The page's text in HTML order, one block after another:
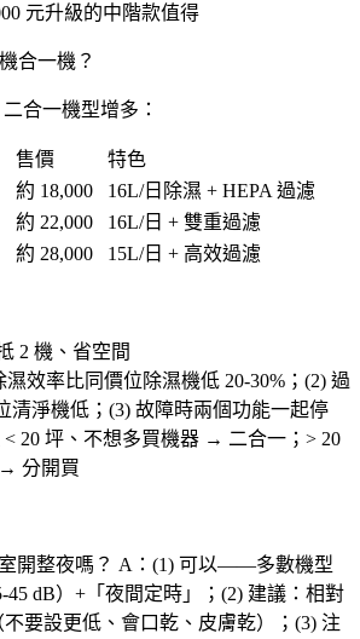
元升級的中階款值得
合一機？
二合一機型增多：
售價
特色
約 18,000
16L/日除濕 + HEPA 過濾
約 22,000
16L/日 + 雙重過濾
約 28,000 15L/日 + 高效過濾
2 機、省空間
濕效率比同價位除濕機低 20-30%；(2) 過
清淨機低；(3) 故障時兩個功能一起停
< 20 坪、不想多買機器 → 二合一； > 20
→ 分開買
開整夜嗎？ A：(1) 可以——多數機型
45 dB）+「 夜間定時 」；(2) 建議 ：相對
不要設更低、會口乾、皮膚乾）；(3) 注